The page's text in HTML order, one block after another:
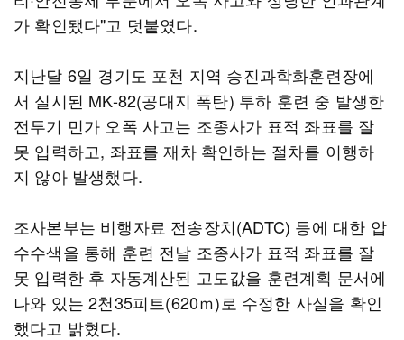
가 확인됐다"고 덧붙였다.
지난달 6일 경기도 포천 지역 승진과학화훈련장에
서 실시된 MK-82(공대지 폭탄) 투하 훈련 중 발생한
전투기 민가 오폭 사고는 조종사가 표적 좌표를 잘
못 입력하고, 좌표를 재차 확인하는 절차를 이행하
지 않아 발생했다.
조사본부는 비행자료 전송장치(ADTC) 등에 대한 압
수수색을 통해 훈련 전날 조종사가 표적 좌표를 잘
못 입력한 후 자동계산된 고도값을 훈련계획 문서에
나와 있는 2천35피트(620ｍ)로 수정한 사실을 확인
했다고 밝혔다.